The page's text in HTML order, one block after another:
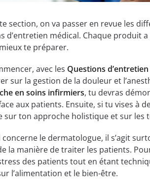
section, on va passer en revue les
d’entretien médical. Chaque produit
te préparer.
avec les Questions
sur la gestion de la douleur et
en soins infirmiers, tu devras
aux patients. Ensuite, si tu vises à
sur ton approche holistique et sur les
concerne le dermatologue, il s’agit
la manière de traiter les patients.
des patients tout en étant
l’alimentation et le bien-être.